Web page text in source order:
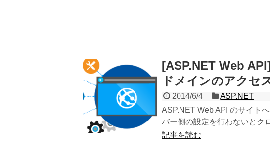
[ASP.NET Web
ドメインのアクセ
2014/6/4
ASP.NET
ASP.NET Web API のサイト
バー側の設定を行わないとク
記事を読む